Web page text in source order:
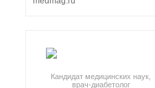
Кандидат медицинских наук,
врач-диабетолог